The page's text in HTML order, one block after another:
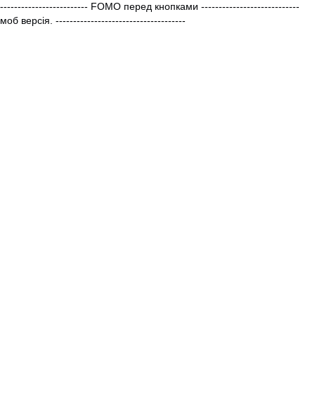
------------------------- FOMO перед кнопками ----------------------------
моб версія. -------------------------------------